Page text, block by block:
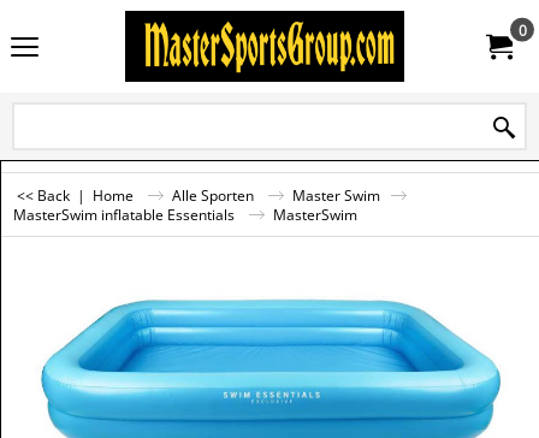
0
<< Back | Home Alle Sporten
Master Swim
MasterSwim inflatable Essentials
MasterSwim